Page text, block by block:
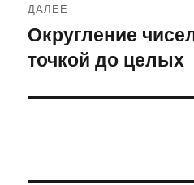
ДАЛЕЕ
Следующая
запись:
Округление
точкой до целых